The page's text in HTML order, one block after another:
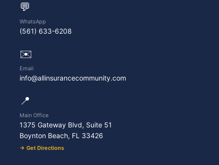
💬
WhatsApp
(561) 633-6208
✉️
Email
info@allinsurancecommunity.com
📍
Main Office
1375 Gateway Blvd, Suite 51
Boynton Beach, FL 33426
→ Get Directions